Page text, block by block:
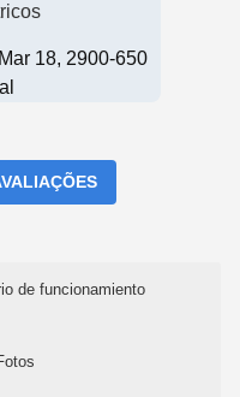
18, 2900-650
de funcionamiento